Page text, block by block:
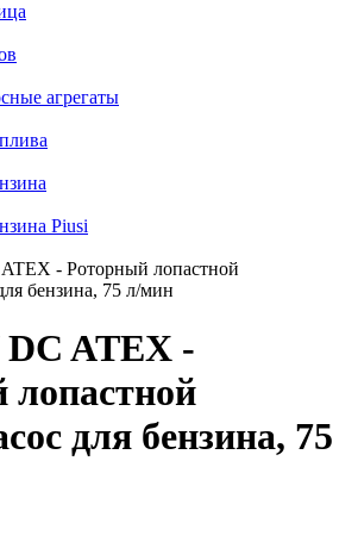
агрегаты
Piusi
- Роторный лопастной
бензина, 75 л/мин
ATEX -
для бензина, 75